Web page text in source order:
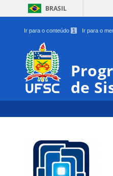
BRASIL
Ir para o conteúdo 1 Ir para o
de